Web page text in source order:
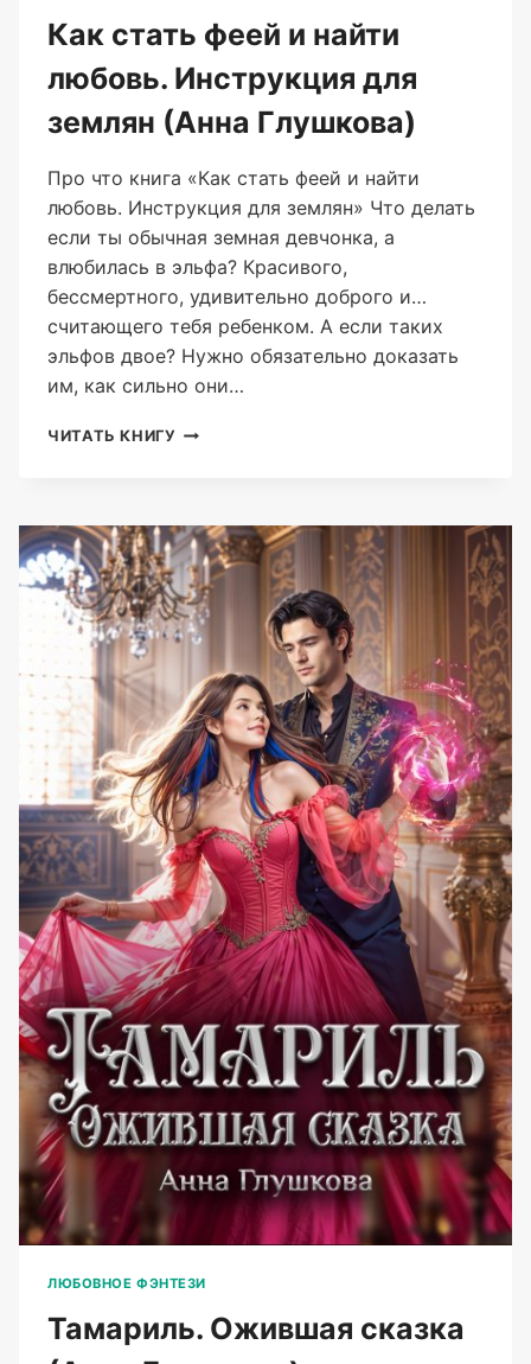
Как стать феей и найти
любовь. Инструкция для
землян (Анна Глушкова)
Про что книга «Как стать феей и найти
любовь. Инструкция для землян» Что делать
если ты обычная земная девчонка, а
влюбилась в эльфа? Красивого,
бессмертного, удивительно доброго и…
считающего тебя ребенком. А если таких
эльфов двое? Нужно обязательно доказать
им, как сильно они…
ЧИТАТЬ КНИГУ КАК
НАЙТИ
ЛЮБОВЬ.
ИНСТРУКЦИЯ
ДЛЯ
ЗЕМЛЯН
(АННА
ГЛУШКОВА)
ЛЮБОВНОЕ ФЭНТЕЗИ
Тамариль. Ожившая сказка